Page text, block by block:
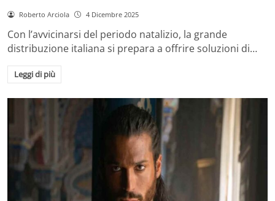
Roberto Arciola 4 Dicembre 2025
Con l’avvicinarsi del periodo natalizio, la grande
distribuzione italiana si prepara a offrire soluzioni di…
Leggi di più